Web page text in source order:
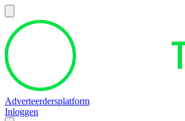
Adverteerdersplatform
Inloggen